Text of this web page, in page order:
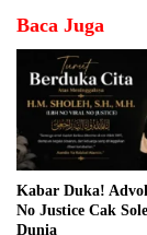
Baca Juga
Kabar Duka!
No Justice Cak
Dunia